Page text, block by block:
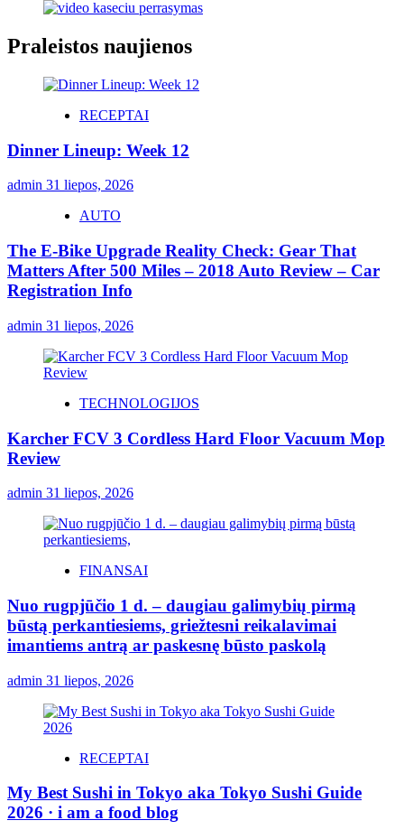
Praleistos naujienos
RECEPTAI
Dinner Lineup: Week 12
admin 31 liepos, 2026
AUTO
The E-Bike Upgrade Reality Check: Gear That
Matters After 500 Miles – 2018 Auto Review – Car
Registration Info
admin 31 liepos, 2026
TECHNOLOGIJOS
Karcher FCV 3 Cordless Hard Floor Vacuum Mop
Review
admin 31 liepos, 2026
FINANSAI
Nuo rugpjūčio 1 d. – daugiau galimybių pirmą
būstą perkantiesiems, griežtesni reikalavimai
imantiems antrą ar paskesnę būsto paskolą
admin 31 liepos, 2026
RECEPTAI
My Best Sushi in Tokyo aka Tokyo Sushi Guide
2026 · i am a food blog